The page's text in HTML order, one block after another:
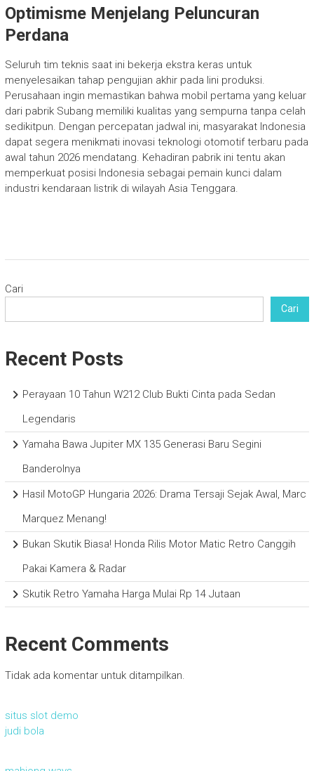
Optimisme Menjelang Peluncuran
Perdana
Seluruh tim teknis saat ini bekerja ekstra keras untuk
menyelesaikan tahap pengujian akhir pada lini produksi.
Perusahaan ingin memastikan bahwa mobil pertama yang keluar
dari pabrik Subang memiliki kualitas yang sempurna tanpa celah
sedikitpun. Dengan percepatan jadwal ini, masyarakat Indonesia
dapat segera menikmati inovasi teknologi otomotif terbaru pada
awal tahun 2026 mendatang. Kehadiran pabrik ini tentu akan
memperkuat posisi Indonesia sebagai pemain kunci dalam
industri kendaraan listrik di wilayah Asia Tenggara.
Cari
Cari
Recent Posts
Perayaan 10 Tahun W212 Club Bukti Cinta pada Sedan
Legendaris
Yamaha Bawa Jupiter MX 135 Generasi Baru Segini
Banderolnya
Hasil MotoGP Hungaria 2026: Drama Tersaji Sejak Awal, Marc
Marquez Menang!
Bukan Skutik Biasa! Honda Rilis Motor Matic Retro Canggih
Pakai Kamera & Radar
Skutik Retro Yamaha Harga Mulai Rp 14 Jutaan
Recent Comments
Tidak ada komentar untuk ditampilkan.
situs slot demo
judi bola